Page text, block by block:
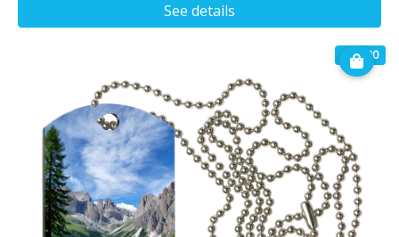
See details
€ 14.90